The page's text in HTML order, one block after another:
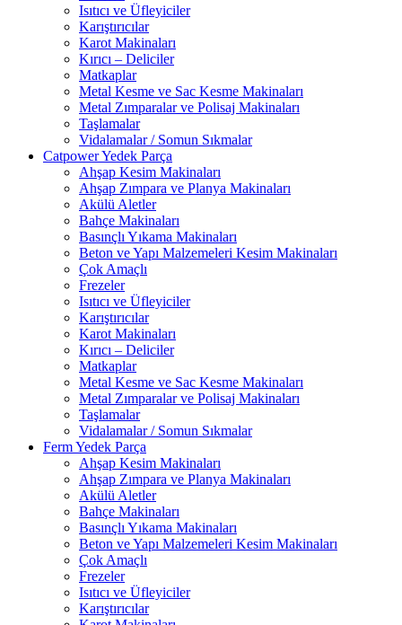
Isıtıcı ve Üfleyiciler
Karıştırıcılar
Karot Makinaları
Kırıcı – Deliciler
Matkaplar
Metal Kesme ve Sac Kesme Makinaları
Metal Zımparalar ve Polisaj Makinaları
Taşlamalar
Vidalamalar / Somun Sıkmalar
Catpower Yedek Parça
Ahşap Kesim Makinaları
Ahşap Zımpara ve Planya Makinaları
Akülü Aletler
Bahçe Makinaları
Basınçlı Yıkama Makinaları
Beton ve Yapı Malzemeleri Kesim Makinaları
Çok Amaçlı
Frezeler
Isıtıcı ve Üfleyiciler
Karıştırıcılar
Karot Makinaları
Kırıcı – Deliciler
Matkaplar
Metal Kesme ve Sac Kesme Makinaları
Metal Zımparalar ve Polisaj Makinaları
Taşlamalar
Vidalamalar / Somun Sıkmalar
Ferm Yedek Parça
Ahşap Kesim Makinaları
Ahşap Zımpara ve Planya Makinaları
Akülü Aletler
Bahçe Makinaları
Basınçlı Yıkama Makinaları
Beton ve Yapı Malzemeleri Kesim Makinaları
Çok Amaçlı
Frezeler
Isıtıcı ve Üfleyiciler
Karıştırıcılar